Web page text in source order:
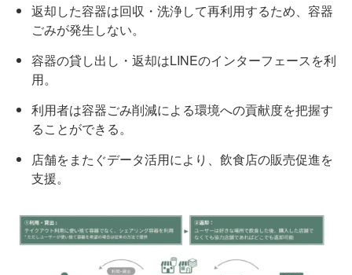
返却した容器は回収・洗浄して再利用するため、容器
ごみが発生しない。
容器の貸し出し・返却はLINEのインターフェースを利
用。
利用者は容器ごみ削減による環境への貢献度を把握す
ることができる。
店舗をまたぐデータ活用により、飲食店の販売促進を
支援。